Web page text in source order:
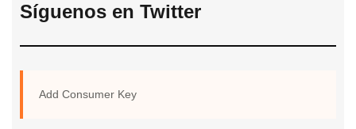
Síguenos en Twitter
Add Consumer Key